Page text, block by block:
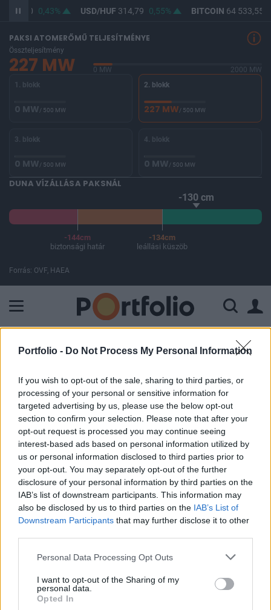
Portfolio - Do Not Process My Personal Information
If you wish to opt-out of the sale, sharing to third parties, or
processing of your personal or sensitive information for
targeted advertising by us, please use the below opt-out
section to confirm your selection. Please note that after your
opt-out request is processed you may continue seeing
interest-based ads based on personal information utilized by
us or personal information disclosed to third parties prior to
your opt-out. You may separately opt-out of the further
disclosure of your personal information by third parties on the
IAB’s list of downstream participants. This information may
also be disclosed by us to third parties on the IAB’s List of
Downstream Participants that may further disclose it to other
Personal Data Processing Opt Outs
I want to opt-out of the Sharing of my
personal data.
Opted In
363,30 0,43% USD/HUF314,79 0,55% BITCOIN64 533,55
PAKSI ATOMERŐMŰ TELJESÍTMÉNYE
Összteljesítmény
227 MW 0 MW
2000 MW
1. blokk
0 MW/ 500 MW
2. blokk
227 MW/ 500 MW
3. blokk
0 MW/ 500 MW
4. blokk
0 MW/ 500 MW
DUNA VÍZÁLLÁSA PAKSNÁL
-130 cm
-144cm
biztonsági határ
-134cm
leállási küszöb
Forrás: OVF, HAEA
ELŐFIZETŐI TARTALOM
Segítettek az amerikai adatok
Portfolio
2000. június 02. 17:12
Álmosan, mérsékelt forgalommal indult a mai kereskedés,
a Bux jellemzôen a negatív tartományban mozgott a nap
elsô felében. Mindenki a fél 3-as amerikai
foglalkoztatottsági adatokat várta, ezért sem jelentôsebb
eladási, sem vételi nyomás nem alakult ki. A hazai
környezet meglehetôsen hírszegény volt, esetleg a tegnapi
kedvezô GDP adat adhatott volna némi támogatást a
piacnak....
KEDVES OLVASÓNK!